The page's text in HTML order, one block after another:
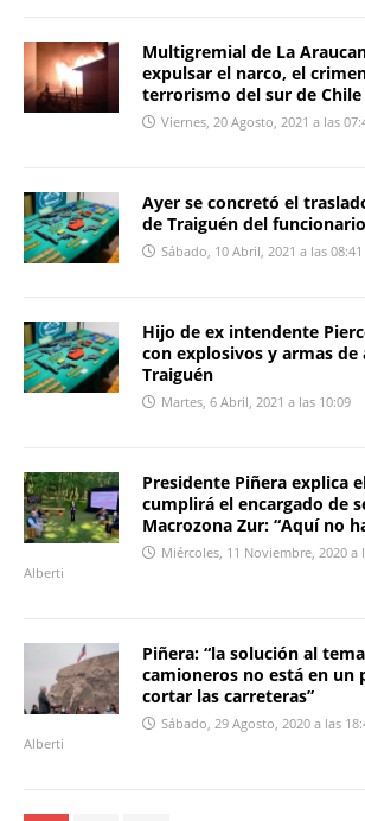
Multigremial de La
expulsar el narco, el
terrorismo del sur de Chile
Viernes, 20 Agosto, 2021 a las
Ayer se concretó el
de Traiguén del
Sábado, 10 Abril, 2021 a las 08:41
Hijo de ex intendente
con explosivos y armas
Traiguén
Martes, 6 Abril, 2021 a las 10:09
Presidente Piñera explica
cumplirá el encargado de
Macrozona Zur: “Aquí no
Miércoles, 11 Noviembre, 2020 a
Alberti
Piñera: “la solución al
camioneros no está en un
cortar las carreteras”
Sábado, 29 Agosto, 2020 a las
Alberti